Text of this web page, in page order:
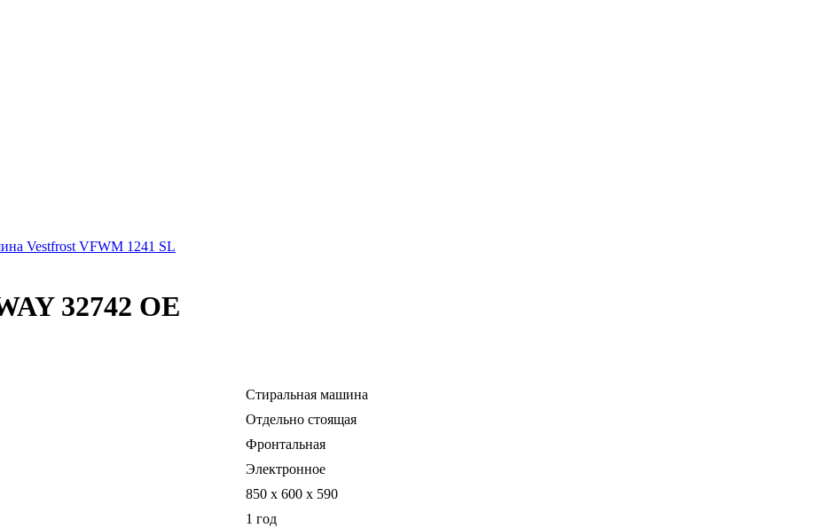
Vestfrost VFWM 1241 SL
32742 OE
Стиральная машина
Отдельно стоящая
Фронтальная
Электронное
850 x 600 x 590
1 год